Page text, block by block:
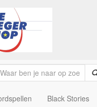
Black Stories